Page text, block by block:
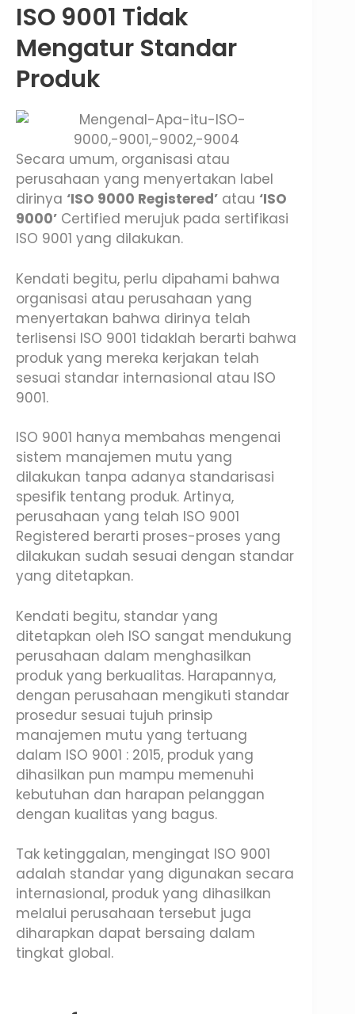
ISO 9001 Tidak
Mengatur Standar
Produk
Secara umum, organisasi atau
perusahaan yang menyertakan label
dirinya ‘ISO 9000 Registered’ atau ‘ISO
9000’ Certified merujuk pada sertifikasi
ISO 9001 yang dilakukan.
Kendati begitu, perlu dipahami bahwa
organisasi atau perusahaan yang
menyertakan bahwa dirinya telah
terlisensi ISO 9001 tidaklah berarti bahwa
produk yang mereka kerjakan telah
sesuai standar internasional atau ISO
9001.
ISO 9001 hanya membahas mengenai
sistem manajemen mutu yang
dilakukan tanpa adanya standarisasi
spesifik tentang produk. Artinya,
perusahaan yang telah ISO 9001
Registered berarti proses-proses yang
dilakukan sudah sesuai dengan standar
yang ditetapkan.
Kendati begitu, standar yang
ditetapkan oleh ISO sangat mendukung
perusahaan dalam menghasilkan
produk yang berkualitas. Harapannya,
dengan perusahaan mengikuti standar
prosedur sesuai tujuh prinsip
manajemen mutu yang tertuang
dalam ISO 9001 : 2015, produk yang
dihasilkan pun mampu memenuhi
kebutuhan dan harapan pelanggan
dengan kualitas yang bagus.
Tak ketinggalan, mengingat ISO 9001
adalah standar yang digunakan secara
internasional, produk yang dihasilkan
melalui perusahaan tersebut juga
diharapkan dapat bersaing dalam
tingkat global.